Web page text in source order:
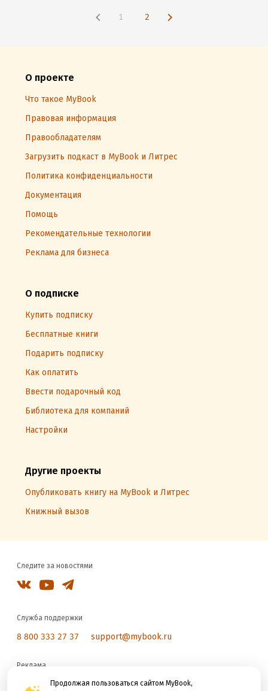
Продолжая пользоваться сайтом MyBook,
1 2
О проекте
Что такое MyBook
Правовая информация
Правообладателям
Загрузить подкаст в MyBook и Литрес
Политика конфиденциальности
Документация
Помощь
Рекомендательные технологии
Реклама для бизнеса
О подписке
Купить подписку
Бесплатные книги
Подарить подписку
Как оплатить
Ввести подарочный код
Библиотека для компаний
Настройки
Другие проекты
Опубликовать книгу на MyBook и Литрес
Книжный вызов
Следите за новостями
Служба поддержки
8 800 333 27 37 support@mybook.ru
Реклама
reklama@litres.ru